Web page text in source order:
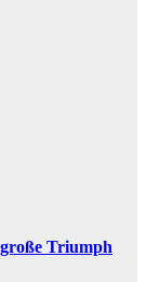
Triumph